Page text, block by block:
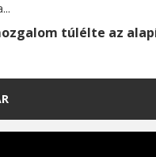
túlélte az